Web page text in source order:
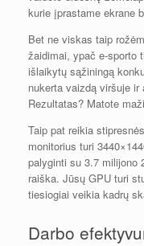
kurie įprastame ekrane
Bet ne viskas taip
žaidimai, ypač e-sporto
išlaikytų sąžiningą
nukerta vaizdą viršuje
Rezultatas? Matote
Taip pat reikia
monitorius turi
palyginti su 3.7 milijono
raiška. Jūsų GPU turi
tiesiogiai veikia kadrų
Darbo